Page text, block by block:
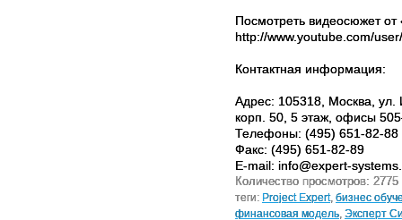
Посмотреть видеосюжет
http://www.youtube.com/
Контактная информация:
Адрес: 105318, Москва, ул.
корп. 50, 5 этаж, офисы
Телефоны: (495) 651-82-88
Факс: (495) 651-82-89
E-mail: info@expert-
Количество просмотров: 2775
теги: Project Expert, бизнес
финансовая модель Эксперт